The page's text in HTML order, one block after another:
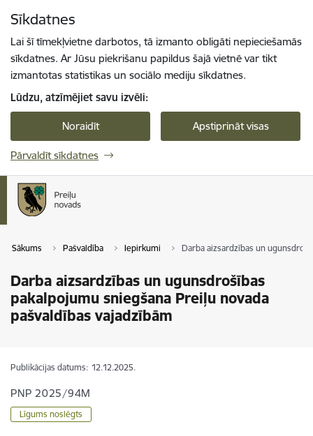
Sīkdatnes
Lai šī tīmekļvietne darbotos, tā izmanto obligāti nepieciešamās
sīkdatnes. Ar Jūsu piekrišanu papildus šajā vietnē var tikt
izmantotas statistikas un sociālo mediju sīkdatnes.
Lūdzu, atzīmējiet savu izvēli:
Noraidīt Apstiprināt visas
Pārvaldīt sīkdatnes
Sākums Pašvaldība Iepirkumi Darba aizsardzības un
Darba aizsardzības un ugunsdrošības
pakalpojumu sniegšana Preiļu novada
pašvaldības vajadzībām
Publikācijas datums: 12.12.2025.
PNP 2025/94M
Līgums noslēgts